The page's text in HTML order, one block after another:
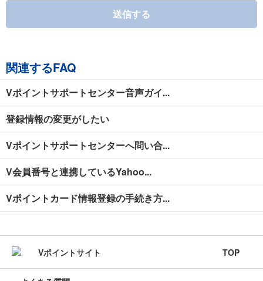
送信する
関連するFAQ
Vポイントサポートセンター音声ガイ...
登録情報の変更がしたい
Vポイントサポートセンターへ問い合...
V会員番号と連携しているYahoo...
Vポイントカード情報登録の手続き方...
TOP